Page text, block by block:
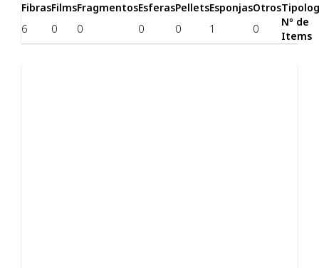
FibrasFilmsFragmentosEsferasPelletsEsponjasOtros
6
0 0 0 0 1 0
Nº de
Items